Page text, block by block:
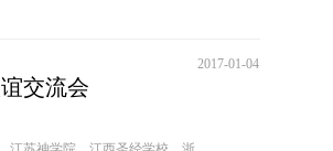
交流会
2017-01-04